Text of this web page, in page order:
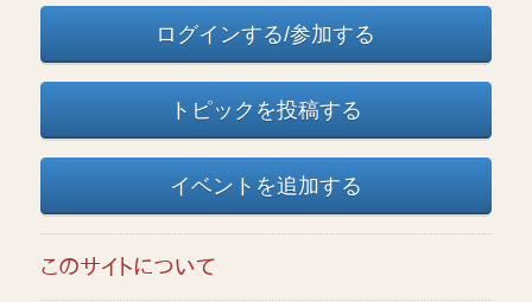
ログインする/参加する
トピックを投稿する
イベントを追加する
このサイトについて